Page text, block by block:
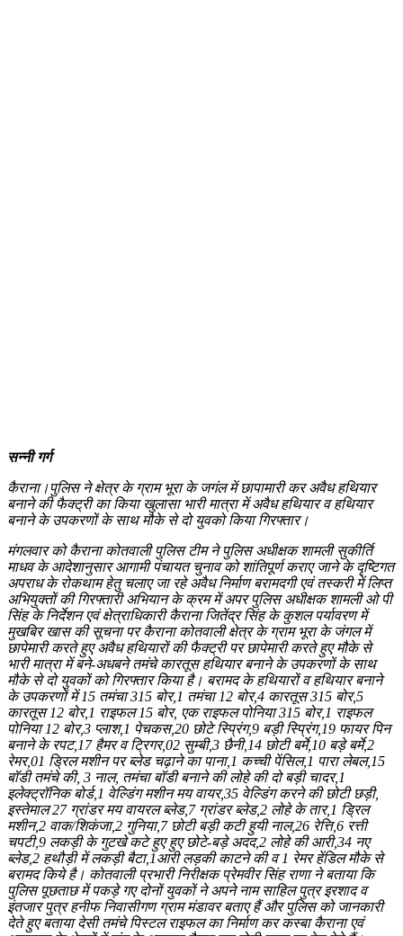
सन्नी गर्ग
कैराना।पुलिस ने क्षेत्र के ग्राम भूरा के जगंल में छापामारी कर अवैध हथियार
बनाने की फैक्ट्री का किया खुलासा भारी मात्रा में अवैध हथियार व हथियार
बनाने के उपकरणों के साथ मौके से दो युवको किया गिरफ्तार।
मंगलवार को कैराना कोतवाली पुलिस टीम ने पुलिस अधीक्षक शामली सुकीर्ति
माधव के आदेशानुसार आगामी पंचायत चुनाव को शांतिपूर्ण कराए जाने के दृष्टिगत
अपराध के रोकथाम हेतु चलाए जा रहे अवैध निर्माण बरामदगी एवं तस्करी में लिप्त
अभियुक्तों की गिरफ्तारी अभियान के क्रम में अपर पुलिस अधीक्षक शामली ओ पी
सिंह के निर्देशन एवं क्षेत्राधिकारी कैराना जितेंद्र सिंह के कुशल पर्यावरण में
मुखबिर खास की सूचना पर कैराना कोतवाली क्षेत्र के ग्राम भूरा के जंगल में
छापेमारी करते हुए अवैध हथियारों की फैक्ट्री पर छापेमारी करते हुए मौके से
भारी मात्रा में बने-अधबने तमंचे कारतूस हथियार बनाने के उपकरणों के साथ
मौके से दो युवकों को गिरफ्तार किया है। बरामद के हथियारों व हथियार बनाने
के उपकरणों में 15 तमंचा 315 बोर,1 तमंचा 12 बोर,4 कारतूस 315 बोर,5
कारतूस 12 बोर,1 राइफल 15 बोर, एक राइफल पोनिया 315 बोर,1 राइफल
पोनिया 12 बोर,3 प्लाश,1 पेचकस,20 छोटे स्प्रिंग,9 बड़ी स्प्रिंग,19 फायर पिन
बनाने के रपट,17 हैमर व ट्रिगर,02 सुम्बी,3 छैनी,14 छोटी बर्मे,10 बड़े बर्मे,2
रेमर,01 ड्रिल मशीन पर ब्लेड चढ़ाने का पाना,1 कच्ची पेंसिल,1 पारा लेबल,15
बॉडी तमंचे की, 3 नाल, तमंचा बॉडी बनाने की लोहे की दो बड़ी चादर,1
इलेक्ट्रॉनिक बोर्ड,1 वेल्डिंग मशीन मय वायर,35 वेल्डिंग करने की छोटी छड़ी,
इस्तेमाल 27 ग्रांडर मय वायरल ब्लेड,7 ग्रांडर ब्लेड,2 लोहे के तार,1 ड्रिल
मशीन,2 वाक/शिकंजा,2 गुनिया,7 छोटी बड़ी कटी हुयी नाल,26 रेत्ति,6 रत्ती
चपटी,9 लकड़ी के गुटखे कटे हुए हुए छोटे-बड़े अदद,2 लोहे की आरी,34 नए
ब्लेड,2 हथौड़ी में लकड़ी बैटा,1आरी लड़की काटने की व 1 रेमर हेंडिल मौके से
बरामद किये है। कोतवाली प्रभारी निरीक्षक प्रेमवीर सिंह राणा ने बताया कि
पुलिस पूछताछ में पकड़े गए दोनों युवकों ने अपने नाम साहिल पुत्र इरशाद व
इंतजार पुत्र हनीफ निवासीगण ग्राम मंडावर बताए हैं और पुलिस को जानकारी
देते हुए बताया देसी तमंचे पिस्टल राइफल का निर्माण कर कस्बा कैराना एवं